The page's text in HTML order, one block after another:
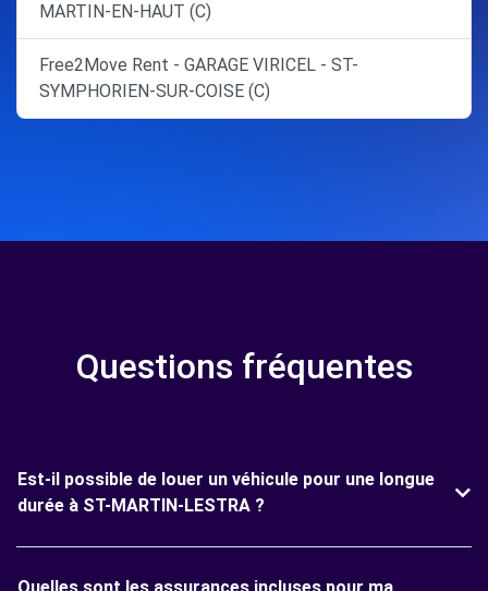
MARTIN-EN-HAUT (C)
Free2Move Rent - GARAGE VIRICEL - ST-
SYMPHORIEN-SUR-COISE (C)
Questions fréquentes
Est-il possible de louer un véhicule pour une longue
durée à ST-MARTIN-LESTRA ?